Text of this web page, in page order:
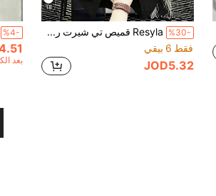
18
%30-
Resyla قميص تي شيرت رجالي مقاس كبير مطبوع عليه شعار وصورة كرتونية للبطريق
فقط 6 بيقي
JOD5.32
%4-
بعد